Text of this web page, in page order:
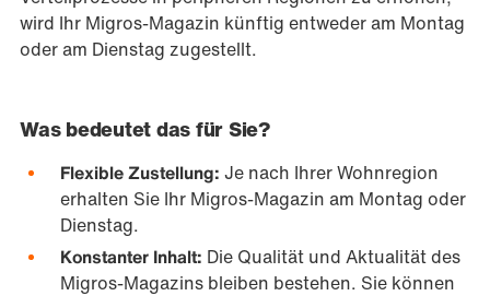
wird Ihr Migros-Magazin künftig entweder am Montag
oder am Dienstag zugestellt.
Was bedeutet das für Sie?
Flexible Zustellung: Je nach Ihrer Wohnregion
erhalten Sie Ihr Migros-Magazin am Montag oder
Dienstag.
Konstanter Inhalt: Die Qualität und Aktualität des
Migros-Magazins bleiben bestehen. Sie können